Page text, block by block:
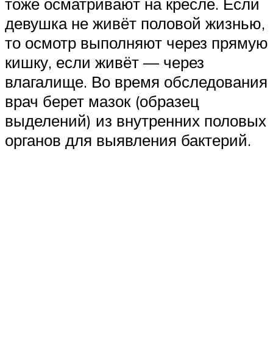
девушка не живёт половой жизнью,
то осмотр выполняют через прямую
кишку, если живёт — через
влагалище. Во время обследования
врач берет мазок (образец
выделений) из внутренних половых
органов для выявления бактерий.